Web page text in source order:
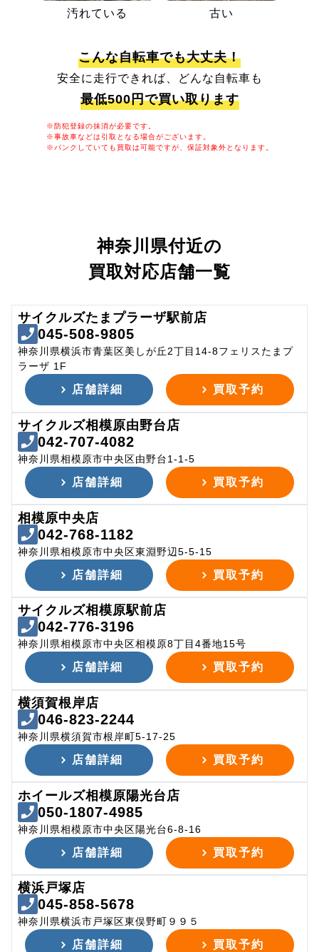
汚れている 古い
こんな自転車でも大丈夫！
安全に走行できれば、どんな自転車も
最低500円で買い取ります
※防犯登録の抹消が必要です。
※事故車などは引取となる場合がございます。
※パンクしていても買取は可能ですが、保証対象外となります。
神奈川県付近の
買取対応店舗一覧
サイクルズたまプラーザ駅前店
045-508-9805
神奈川県横浜市青葉区美しが丘2丁目14-8フェリスたまプ
ラーザ 1F
店舗詳細 買取予約
サイクルズ相模原由野台店
042-707-4082
神奈川県相模原市中央区由野台1-1-5
店舗詳細 買取予約
相模原中央店
042-768-1182
神奈川県相模原市中央区東淵野辺5-5-15
店舗詳細 買取予約
サイクルズ相模原駅前店
042-776-3196
神奈川県相模原市中央区相模原8丁目4番地15号
店舗詳細 買取予約
横須賀根岸店
046-823-2244
神奈川県横須賀市根岸町5-17-25
店舗詳細 買取予約
ホイールズ相模原陽光台店
050-1807-4985
神奈川県相模原市中央区陽光台6-8-16
店舗詳細 買取予約
横浜戸塚店
045-858-5678
神奈川県横浜市戸塚区東俣野町９９５
店舗詳細 買取予約